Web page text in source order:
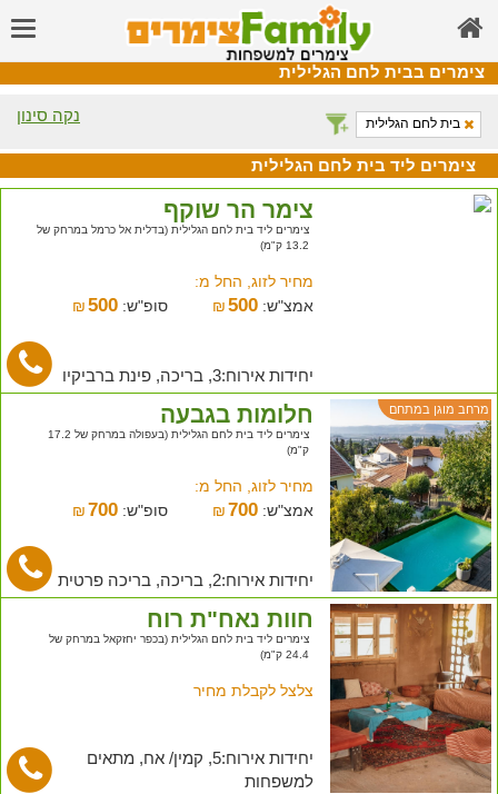
צימרים בבית לחם הגלילית
נקה סינון בית לחם הגלילית
צימרים ליד בית לחם הגלילית
צימר הר שוקף
צימרים ליד בית לחם הגלילית (בדלית אל כרמל במרחק של
13.2 ק"מ)
מחיר לזוג, החל מ:
אמצ"ש:
₪500 סופ"ש: ₪ 500
יחידות אירוח:3, בריכה, פינת ברביקיו
מרחב מוגן במתחם חלומות בגבעה
צימרים ליד בית לחם הגלילית (בעפולה במרחק של 17.2
ק"מ)
מחיר לזוג, החל מ:
אמצ"ש:
₪700 סופ"ש: ₪ 700
יחידות אירוח:2, בריכה, בריכה פרטית
חוות נאח"ת רוח
צימרים ליד בית לחם הגלילית (בכפר יחזקאל במרחק של
24.4 ק"מ)
צלצל לקבלת מחיר
יחידות אירוח:5, קמין/ אח, מתאים
למשפחות